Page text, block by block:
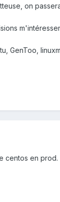
on
GenToo,
centos en prod.